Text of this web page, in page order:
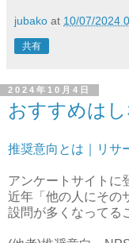
jubako at 10/07/2024
共有
2024年10月4日
おすすめは
推奨意向とは｜リサ
アンケートサイトに
近年「他の人にその
設問が多くなってる